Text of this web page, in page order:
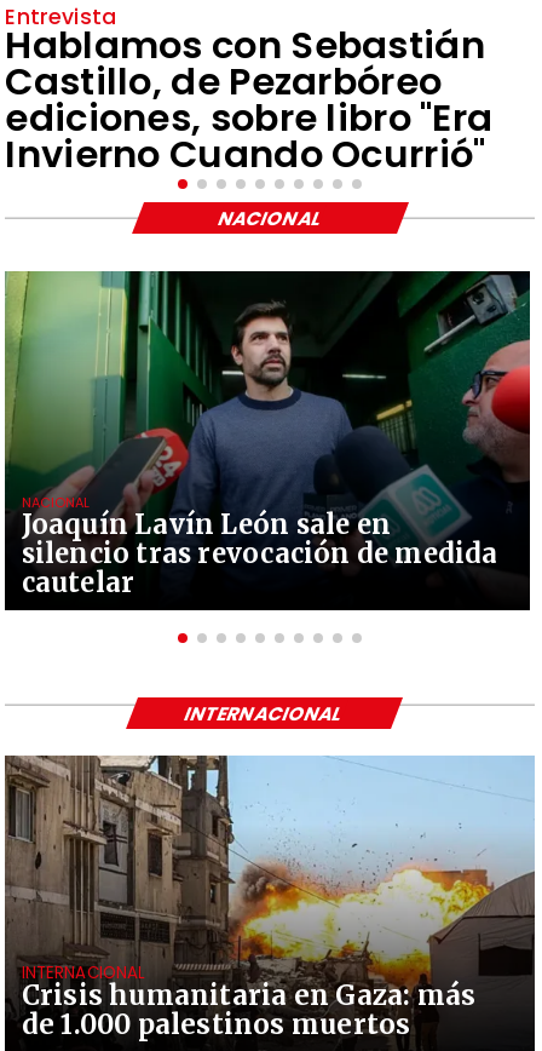
Entrevista
Hablamos con Sebastián
Castillo, de Pezarbóreo
ediciones, sobre libro "Era
Invierno Cuando Ocurrió"
Joaquín Lavín León sale en
silencio tras revocación de medida
cautelar
NACIONAL
NACIONAL
Crisis humanitaria en Gaza: más
de 1.000 palestinos muertos
INTERNACIONAL
INTERNACIONAL